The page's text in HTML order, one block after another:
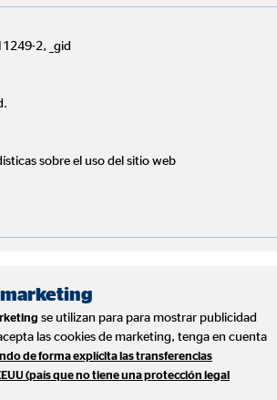
dentro de OVB?
de zona el 1 de julio del 2021.
S.A.
2, _gid
sobre el uso del sitio web
marketing
se utilizan para para mostrar publicidad
las cookies de marketing, tenga en cuenta
de forma explícita las transferencias
(país que no tiene una protección legal